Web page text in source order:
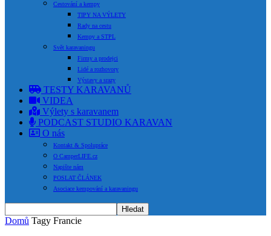
Cestování a kempy
TIPY NA VÝLETY
Rady na cestu
Kempy a STPL
Svět karavaningu
Firmy a prodejci
Lidé a rozhovory
Výstavy a srazy
TESTY KARAVANŮ
VIDEA
Výlety s karavanem
PODCAST STUDIO KARAVAN
O nás
Kontakt & Spolupráce
O CamperLIFE.cz
Napište nám
POSLAT ČLÁNEK
Asociace kempování a karavaningu
Domů Tagy Francie